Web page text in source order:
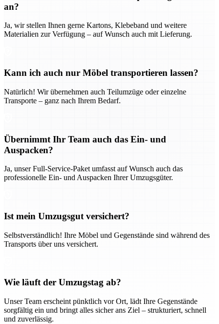
an?
Ja, wir stellen Ihnen gerne Kartons, Klebeband und weitere
Materialien zur Verfügung – auf Wunsch auch mit Lieferung.
Kann ich auch nur Möbel transportieren lassen?
Natürlich! Wir übernehmen auch Teilumzüge oder einzelne
Transporte – ganz nach Ihrem Bedarf.
Übernimmt Ihr Team auch das Ein- und
Auspacken?
Ja, unser Full-Service-Paket umfasst auf Wunsch auch das
professionelle Ein- und Auspacken Ihrer Umzugsgüter.
Ist mein Umzugsgut versichert?
Selbstverständlich! Ihre Möbel und Gegenstände sind während des
Transports über uns versichert.
Wie läuft der Umzugstag ab?
Unser Team erscheint pünktlich vor Ort, lädt Ihre Gegenstände
sorgfältig ein und bringt alles sicher ans Ziel – strukturiert, schnell
und zuverlässig.